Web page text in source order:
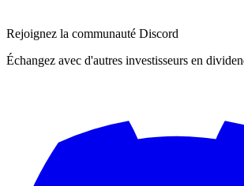
Rejoignez la communauté Discord
Échangez avec d'autres investisseurs en